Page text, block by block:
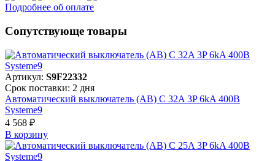
Подробнее об оплате
Сопутствующе товары
Артикул: S9F22332
Срок поставки: 2 дня
Автоматический выключатель (АВ) C 32A 3P 6kA 400В
Systeme9
4 568 ₽
В корзинy